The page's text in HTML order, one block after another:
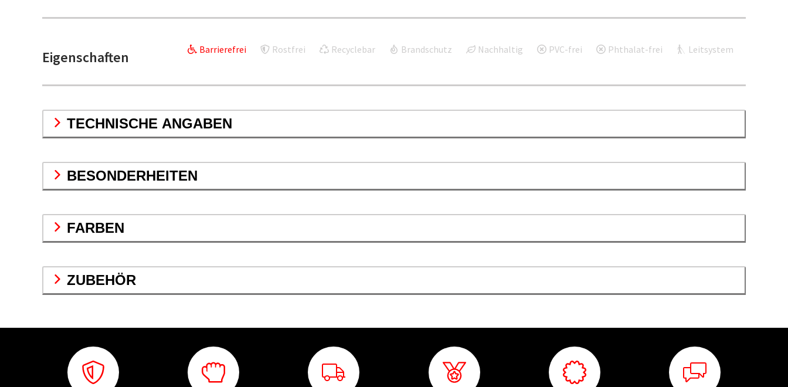
Eigenschaften Barrierefrei Rostfrei Recyclebar Brandschutz Nachhaltig PVC-frei Phthalat-frei Leitsystem
TECHNISCHE ANGABEN
BESONDERHEITEN
FARBEN
ZUBEHÖR